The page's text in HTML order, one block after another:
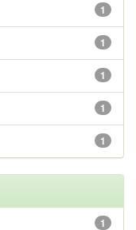
1
1
1
1
1
1